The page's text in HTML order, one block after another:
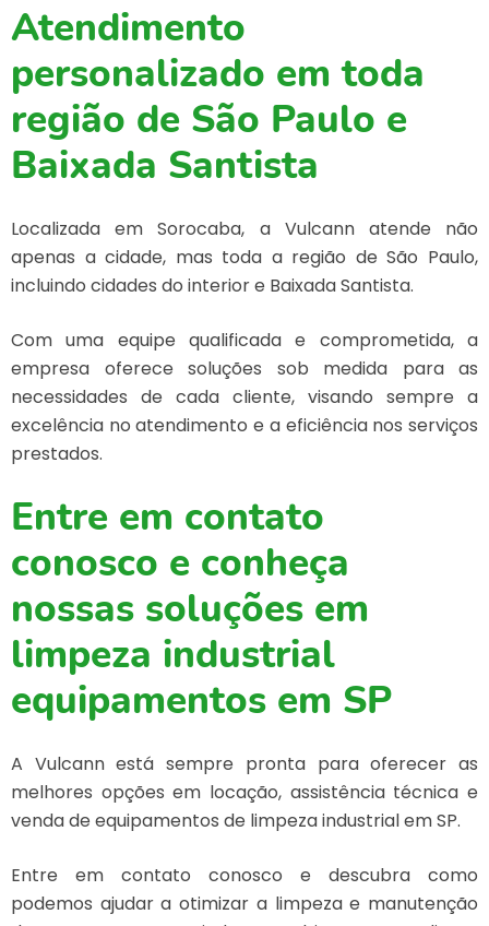
Atendimento
personalizado em toda
região de São Paulo e
Baixada Santista
Localizada em Sorocaba, a Vulcann atende não
apenas a cidade, mas toda a região de São Paulo,
incluindo cidades do interior e Baixada Santista.
Com uma equipe qualificada e comprometida, a
empresa oferece soluções sob medida para as
necessidades de cada cliente, visando sempre a
excelência no atendimento e a eficiência nos serviços
prestados.
Entre em contato
conosco e conheça
nossas soluções em
limpeza industrial
equipamentos em SP
A Vulcann está sempre pronta para oferecer as
melhores opções em locação, assistência técnica e
venda de equipamentos de limpeza industrial em SP.
Entre em contato conosco e descubra como
podemos ajudar a otimizar a limpeza e manutenção